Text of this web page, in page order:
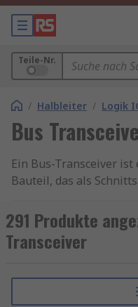
Teile-Nr.
/ Halbleiter / Logik
Bus
Ein Bus-Transceiver
Bauteil, das als
ermöglicht die
Daten zwischen
Systemen. Bus-
einer unverzichtbaren
Netzwerken macht, die
291 Produkte
Transceiver